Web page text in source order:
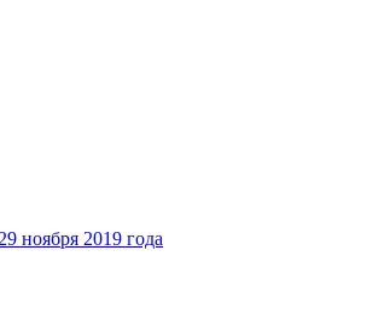
ноября 2019 года